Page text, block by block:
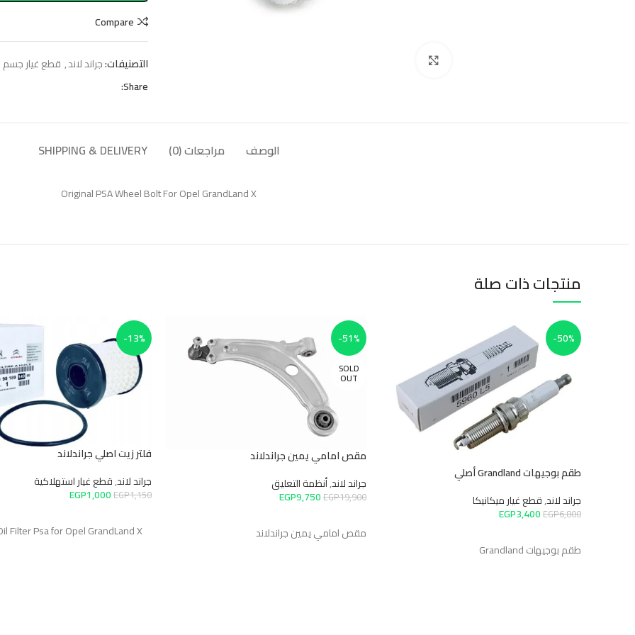
Compare
التصنيفات:جراند لاند, قطع غيار جسم
Share:
الوصف مراجعات (0) SHIPPING & DELIVERY
Original PSA Wheel Bolt For Opel GrandLand X
منتجات ذات صلة
-50%
طقم بوجيهات Grandland أصلي
جراند لاند,قطع غيار ميكانيكا
EGP6,800
EGP3,400
طقم بوجيهات Grandland
-51%
SOLD
OUT
مقص امامي يمين جراندلاند
جراند لاند,أنظمة التعليق
EGP19,900
EGP9,750
مقص امامي يمين جراندلاند
-13%
فلتر زيت اصلي جراندلاند
جراند لاند,قطع غيار استهلاكية
EGP1,150
EGP1,000
Filter Psa for Opel GrandLand X